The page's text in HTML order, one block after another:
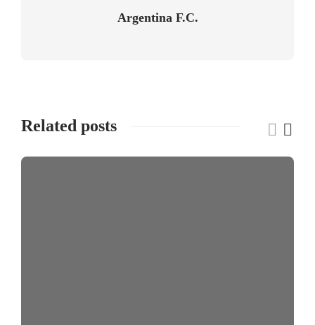
Argentina F.C.
Related posts